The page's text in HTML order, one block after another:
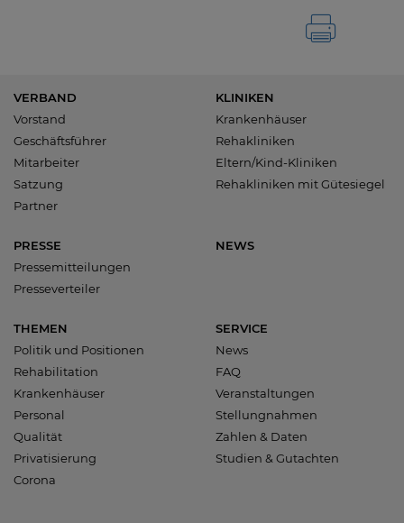
VERBAND
Vorstand
Geschäftsführer
Mitarbeiter
Satzung
Partner
KLINIKEN
Krankenhäuser
Rehakliniken
Eltern/Kind-Kliniken
Rehakliniken mit Gütesiegel
PRESSE
Pressemitteilungen
Presseverteiler
NEWS
THEMEN
Politik und Positionen
Rehabilitation
Krankenhäuser
Personal
Qualität
Privatisierung
Corona
SERVICE
News
FAQ
Veranstaltungen
Stellungnahmen
Zahlen & Daten
Studien & Gutachten